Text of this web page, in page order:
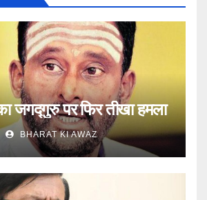
जगद्गुरु पर फिर तीखा हमला
BHARAT KI AWAZ